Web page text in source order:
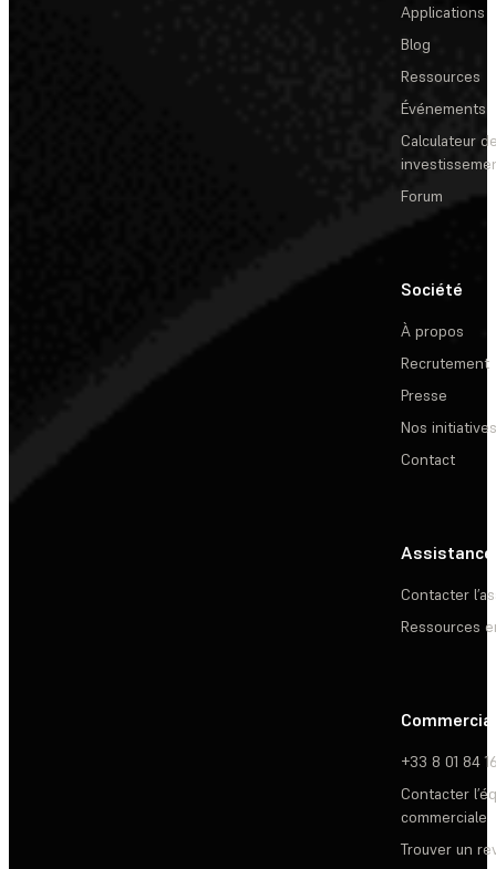
Applications
Blog
Ressources
Événements
Calculateur
Forum
Société
À propos
Recrutement
Presse
Nos initiatives
Contact
Assistance
Contacter
Ressources
Commercial
+33 8 01 84
Contacter
commerciale
Trouver un